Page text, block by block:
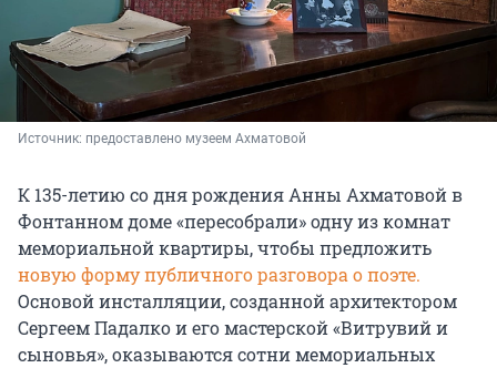
Источник: предоставлено музеем Ахматовой
К 135-летию со дня рождения Анны Ахматовой в
Фонтанном доме «пересобрали» одну из комнат
мемориальной квартиры, чтобы предложить
новую форму публичного разговора о поэте.
Основой инсталляции, созданной архитектором
Сергеем Падалко и его мастерской «Витрувий и
сыновья», оказываются сотни мемориальных